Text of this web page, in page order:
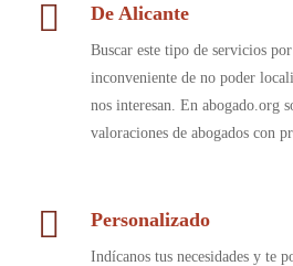
De Alicante
Buscar este tipo de servicios
inconveniente de no poder
nos interesan. En abogado.org
valoraciones de abogados con
Personalizado
Indícanos tus necesidades y te